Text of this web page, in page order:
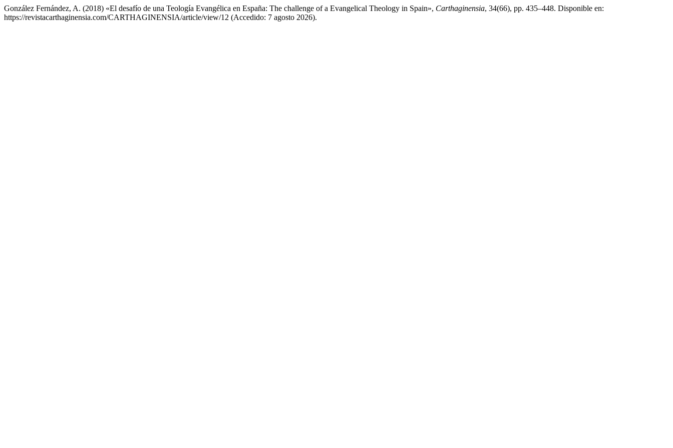
González Fernández, A. (2018) «El desafío de una Teología Evangélica en España: The challenge of a Evangelical Theology in Spain», Carthaginensia, 34(66), pp. 435–448. Disponible en:
https://revistacarthaginensia.com/CARTHAGINENSIA/article/view/12 (Accedido: 7 agosto 2026).